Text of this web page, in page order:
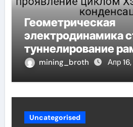
Геометрическая
электродинамика
туннелирование
проявление
mining_broth Апр
Uncategorised